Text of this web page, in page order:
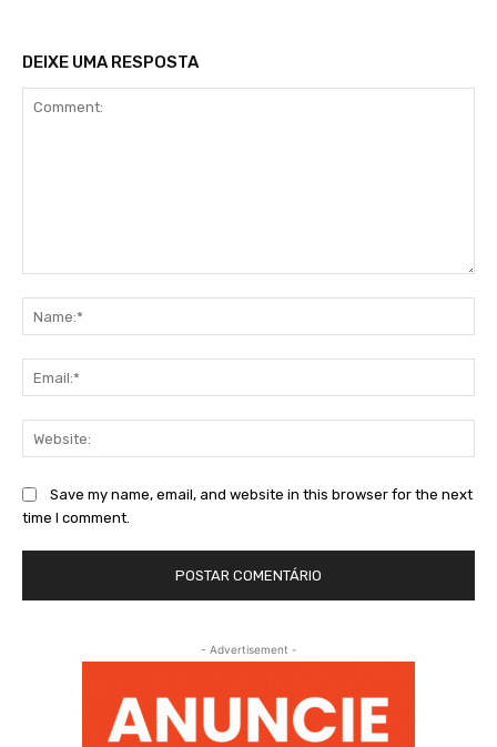
DEIXE UMA RESPOSTA
Save my name, email, and website in this browser for the next
time I comment.
- Advertisement -